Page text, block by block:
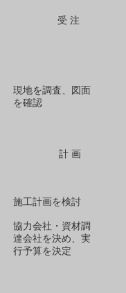
受 注
現地を調査、図面
を確認
計 画
施工計画を検討
協力会社・資材調
達会社を決め、実
行予算を決定